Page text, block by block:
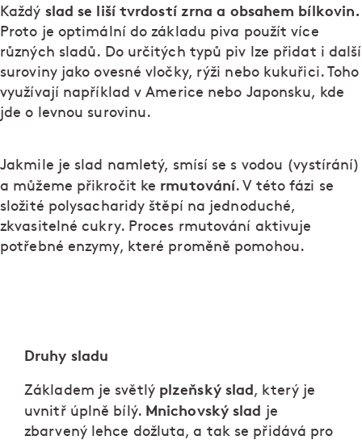
Každý slad se liší tvrdostí zrna a obsahem bílkovin.
Proto je optimální do základu piva použít více
různých sladů. Do určitých typů piv lze přidat i další
suroviny jako ovesné vločky, rýži nebo kukuřici. Toho
využívají například v Americe nebo Japonsku, kde
jde o levnou surovinu.
Jakmile je slad namletý, smísí se s vodou (vystírání)
a můžeme přikročit ke rmutování. V této fázi se
složité polysacharidy štěpí na jednoduché,
zkvasitelné cukry. Proces rmutování aktivuje
potřebné enzymy, které proměně pomohou.
Druhy sladu
Základem je světlý plzeňský slad, který je
uvnitř úplně bílý. Mnichovský slad je
zbarvený lehce dožluta, a tak se přidává pro